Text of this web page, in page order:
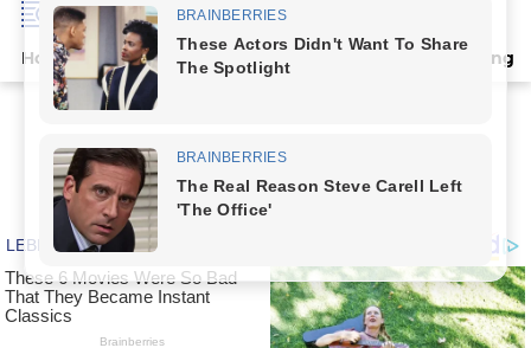
Home Terpopuler Indeks Deli Serdang